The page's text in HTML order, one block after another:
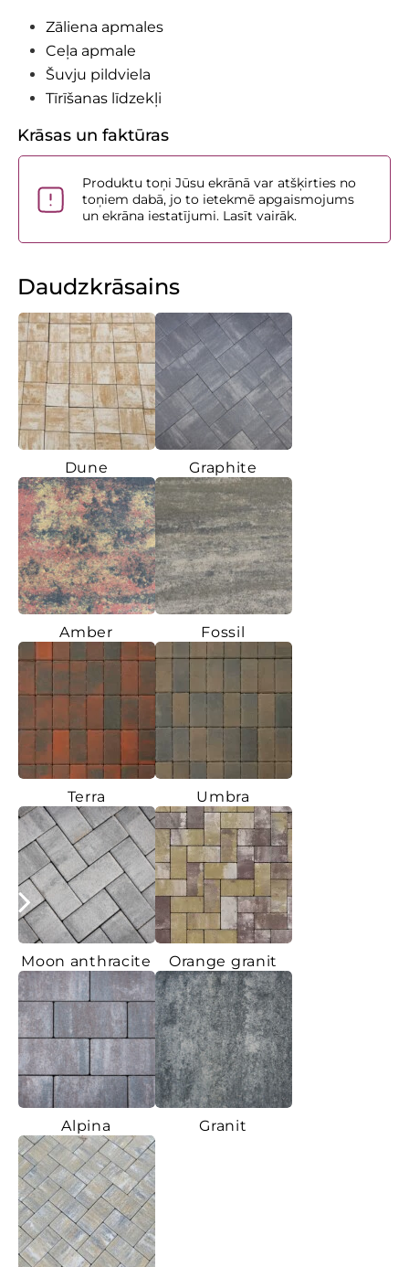
Zāliena apmales
Ceļa apmale
Šuvju pildviela
Tīrīšanas līdzekļi
Krāsas un faktūras
Produktu toņi Jūsu ekrānā var atšķirties no
toņiem dabā, jo to ietekmē apgaismojums
un ekrāna iestatījumi. Lasīt vairāk.
Daudzkrāsains
Dune Graphite
Amber Fossil
Terra Umbra
Moon anthracite Orange granit
Alpina Granit